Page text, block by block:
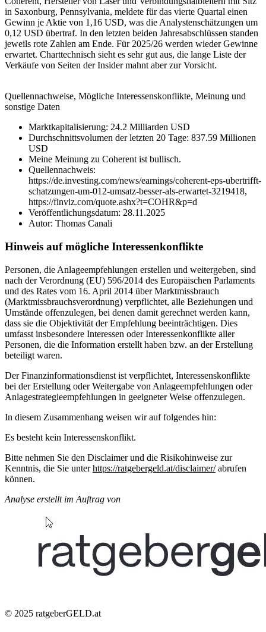
in Saxonburg, Pennsylvania, meldete für das vierte Quartal einen
Gewinn je Aktie von 1,16 USD, was die Analystenschätzungen um
0,12 USD übertraf. In den letzten beiden Jahresabschlüssen standen
jeweils rote Zahlen am Ende. Für 2025/26 werden wieder Gewinne
erwartet. Charttechnisch sieht es sehr gut aus, die lange Liste der
Verkäufe von Seiten der Insider mahnt aber zur Vorsicht.
Quellennachweise, Mögliche Interessenskonflikte, Meinung und
sonstige Daten
Marktkapitalisierung: 24.2 Milliarden USD
Durchschnittsvolumen der letzten 20 Tage: 837.59 Millionen
USD
Meine Meinung zu Coherent ist bullisch.
Quellennachweis:
https://de.investing.com/news/earnings/coherent-eps-ubertrifft-
schatzungen-um-012-umsatz-besser-als-erwartet-3219418,
https://finviz.com/quote.ashx?t=COHR&p=d
Veröffentlichungsdatum: 28.11.2025
Autor: Thomas Canali
Hinweis auf mögliche Interessenkonflikte
Personen, die Anlageempfehlungen erstellen und weitergeben, sind
nach der Verordnung (EU) 596/2014 des Europäischen Parlaments
und des Rates vom 16. April 2014 über Marktmissbrauch
(Marktmissbrauchsverordnung) verpflichtet, alle Beziehungen und
Umstände offenzulegen, bei denen damit gerechnet werden kann,
dass sie die Objektivität der Empfehlung beeinträchtigen. Dies
umfasst insbesondere Interessen oder Interessenkonflikte aller
Personen, die die Information erstellt haben bzw. an der Erstellung
beteiligt waren.
Der Finanzinformationsdienst ist verpflichtet, Interessenskonflikte
bei der Erstellung oder Weitergabe von Anlageempfehlungen oder
Anlagestrategieempfehlungen in geeigneter Weise offenzulegen.
In diesem Zusammenhang weisen wir auf folgendes hin:
Es besteht kein Interessenskonflikt.
Bitte nehmen Sie den Disclaimer und die Risikohinweise zur
Kenntnis, die Sie unterhttps://ratgebergeld.at/disclaimer/abrufen
können.
Analyse erstellt im Auftrag von
© 2025 ratgeberGELD.at